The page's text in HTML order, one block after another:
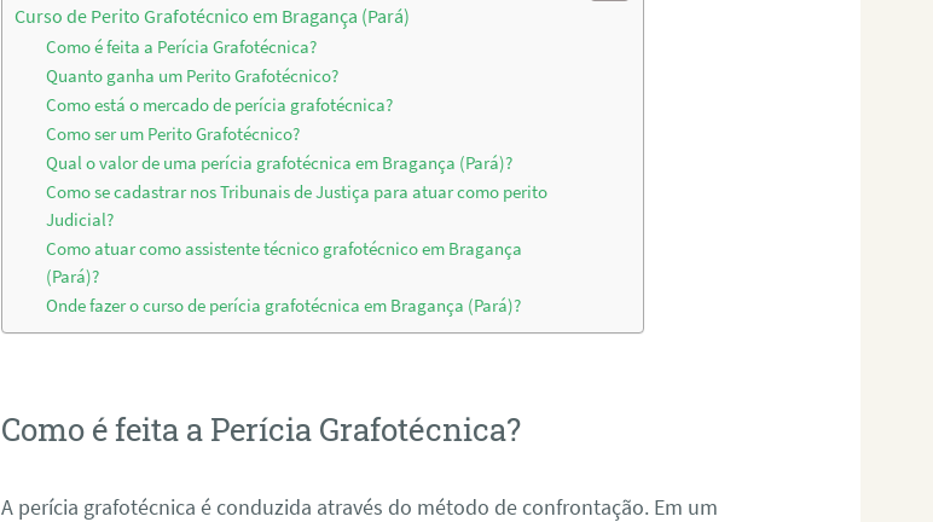
Curso de Perito Grafotécnico em Bragança (Pará)
Como é feita a Perícia Grafotécnica?
Quanto ganha um Perito Grafotécnico?
Como está o mercado de perícia grafotécnica?
Como ser um Perito Grafotécnico?
Qual o valor de uma perícia grafotécnica em Bragança (Pará)?
Como se cadastrar nos Tribunais de Justiça para atuar como perito
Judicial?
Como atuar como assistente técnico grafotécnico em Bragança
(Pará)?
Onde fazer o curso de perícia grafotécnica em Bragança (Pará)?
Como é feita a Perícia Grafotécnica?
A perícia grafotécnica é conduzida através do método de confrontação. Em um